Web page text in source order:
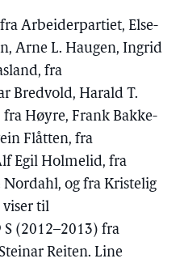
Arbeiderpartiet, Else-
Arne L. Haugen, Ingrid
fra
Bredvold, Harald T.
Høyre, Frank Bakke-
Flåtten, fra
Egil Holmelid, fra
Nordahl, og fra Kristelig
viser til
S (2012–2013) fra
Reiten. Line